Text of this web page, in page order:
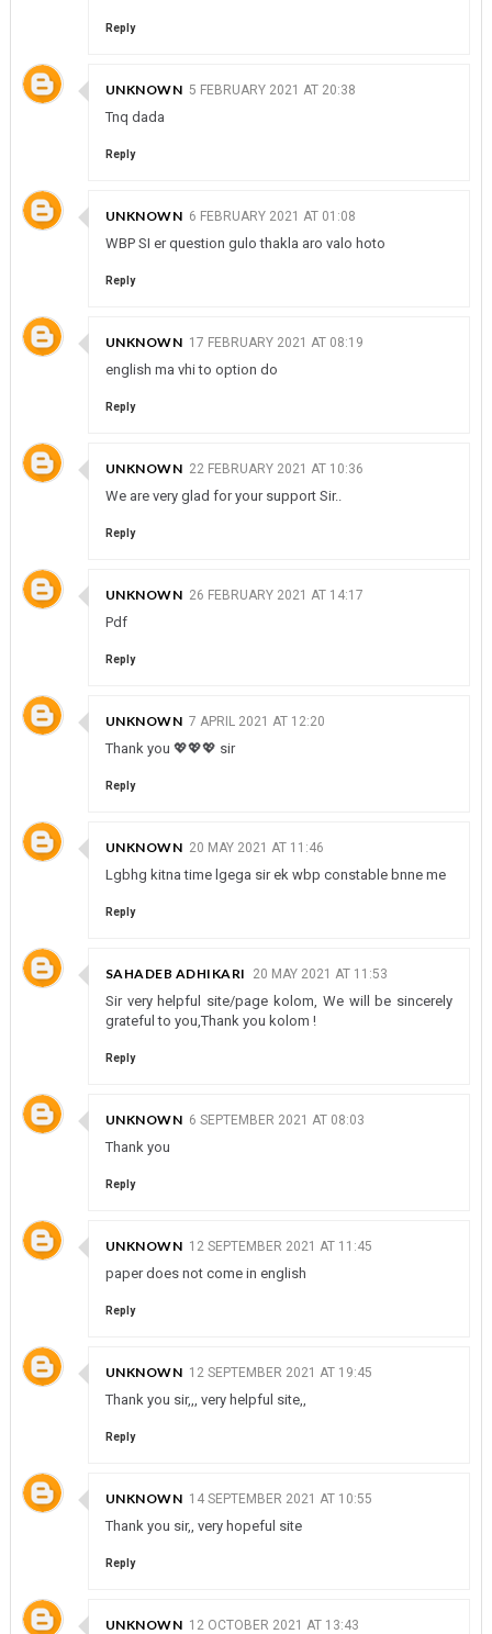
Reply
UNKNOWN 5 FEBRUARY 2021 AT 20:38
Tnq dada
Reply
UNKNOWN 6 FEBRUARY 2021 AT 01:08
WBP SI er question gulo thakla aro valo hoto
Reply
UNKNOWN 17 FEBRUARY 2021 AT 08:19
english ma vhi to option do
Reply
UNKNOWN 22 FEBRUARY 2021 AT 10:36
We are very glad for your support Sir..
Reply
UNKNOWN 26 FEBRUARY 2021 AT 14:17
Pdf
Reply
UNKNOWN 7 APRIL 2021 AT 12:20
Thank you 💖💖💖 sir
Reply
UNKNOWN 20 MAY 2021 AT 11:46
Lgbhg kitna time lgega sir ek wbp constable bnne me
Reply
SAHADEB ADHIKARI 20 MAY 2021 AT 11:53
Sir very helpful site/page kolom, We will be sincerely
grateful to you,Thank you kolom !
Reply
UNKNOWN 6 SEPTEMBER 2021 AT 08:03
Thank you
Reply
UNKNOWN 12 SEPTEMBER 2021 AT 11:45
paper does not come in english
Reply
UNKNOWN 12 SEPTEMBER 2021 AT 19:45
Thank you sir,,, very helpful site,,
Reply
UNKNOWN 14 SEPTEMBER 2021 AT 10:55
Thank you sir,, very hopeful site
Reply
UNKNOWN 12 OCTOBER 2021 AT 13:43